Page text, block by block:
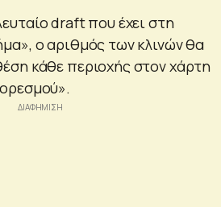
draft που έχει στη
ο αριθμός των κλινών θα
κάθε περιοχής στον χάρτη